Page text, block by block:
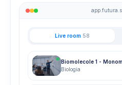
Live room 58
Biomolecole 1 -
Biologia